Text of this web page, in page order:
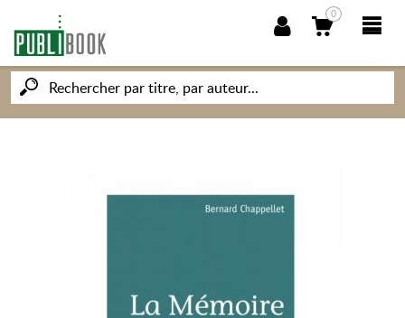
0
NOUVEAUTÉS
SOCIÉTÉ DES ÉCRIVAINS
MON PETIT ÉDITEUR